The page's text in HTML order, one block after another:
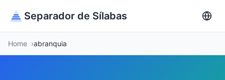
Separador de Sílabas
Home abranquia